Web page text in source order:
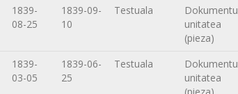
1839-
08-25
1839-09-
10
Testuala
Dokumentu
unitatea
(pieza)
1839-
03-05
1839-06-
25
Testuala
Dokumentu
unitatea